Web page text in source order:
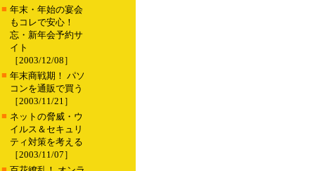
■ 年末・年始の宴会
もコレで安心！
忘・新年会予約サ
イト
［2003/12/08］
■ 年末商戦期！ パソ
コンを通販で買う
［2003/11/21］
■ ネットの脅威・ウ
イルス＆セキュリ
ティ対策を考える
［2003/11/07］